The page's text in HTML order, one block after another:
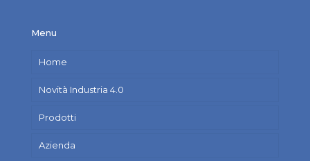
Menu
Home
Novità Industria 4.0
Prodotti
Azienda